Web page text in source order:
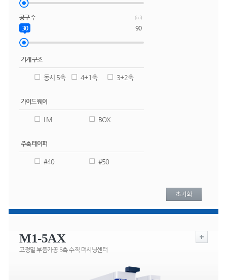
공구 수 (ea)
90
30
기계 구조
동시 5축 4+1축 3+2축
가이드 웨이
LM BOX
주축 테이퍼
#40 #50
M1-5AX
고정밀 부품가공 5축 수직 머시닝센터